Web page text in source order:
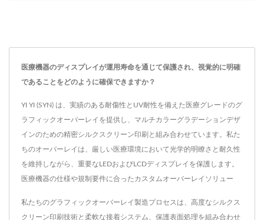
医療機器のディスプレイが運用寿命を通じて保護され、視覚的に明確
であることをどのように確保できますか？
YI YI (SYN) は、実績のある耐傷性とUV耐性を備えた医療グレードのグ
ラフィックオーバーレイを提供し、マルチカラーグラデーションデザ
インのための精密シルクスクリーン印刷と組み合わせています。私た
ちのオーバーレイは、厳しい医療環境において光学的明瞭さと耐久性
を維持しながら、重要なLEDおよびLCDディスプレイを保護します。
医療機器の仕様や規制要件に合ったカスタムオーバーレイソリュー
私たちのグラフィックオーバーレイ製造プロセスは、高度なシルクス
クリーン印刷技術と柔軟な接着システム、保護表面処理を組み合わせ